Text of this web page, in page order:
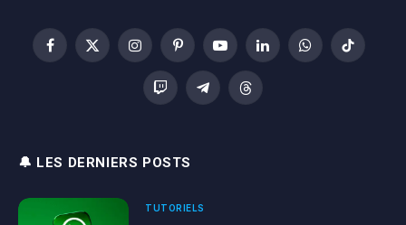
Facebook
X
InstagramPinterestYouTubeLinkedInWhatsAppTikTok
Twitch TelegramThreads
🔔 LES DERNIERS POSTS
TUTORIELS